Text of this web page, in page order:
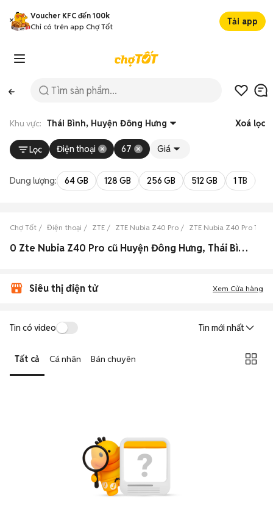
Voucher KFC đến 100k
Chỉ có trên app Chợ Tốt
Tải app
Khu vực: Thái Bình, Huyện Đông Hưng Xoá lọc
Lọc Điện thoại 67 Giá
Dung lượng: 64 GB 128 GB 256 GB 512 GB 1 TB
Chợ Tốt Điện thoại ZTE ZTE Nubia Z40 Pro ZTE Nubia Z40 Pro Thái
0 Zte Nubia Z40 Pro cũ Huyện Đông Hưng, Thái Bình đẹp
Siêu thị điện tử Xem Cửa hàng
Tin có video Tin mới nhất
Tất cả Cá nhân Bán chuyên